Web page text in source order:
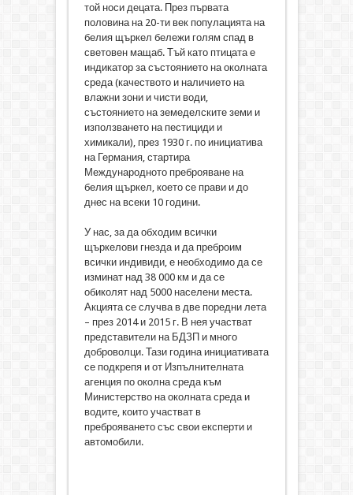
той носи децата. През първата
половина на 20-ти век популацията на
белия щъркел бележи голям спад в
световен мащаб. Тъй като птицата е
индикатор за състоянието на околната
среда (качеството и наличието на
влажни зони и чисти води,
състоянието на земеделските земи и
използването на пестициди и
химикали), през 1930 г. по инициатива
на Германия, стартира
Международното преброяване на
белия щъркел, което се прави и до
днес на всеки 10 години.
У нас, за да обходим всички
щъркелови гнезда и да преброим
всички индивиди, е необходимо да се
изминат над 38 000 км и да се
обиколят над 5000 населени места.
Акцията се случва в две поредни лета
– през 2014 и 2015 г. В нея участват
представители на БДЗП и много
доброволци. Тази година инициативата
се подкрепя и от Изпълнителната
агенция по околна среда към
Министерство на околната среда и
водите, които участват в
преброяването със свои експерти и
автомобили.